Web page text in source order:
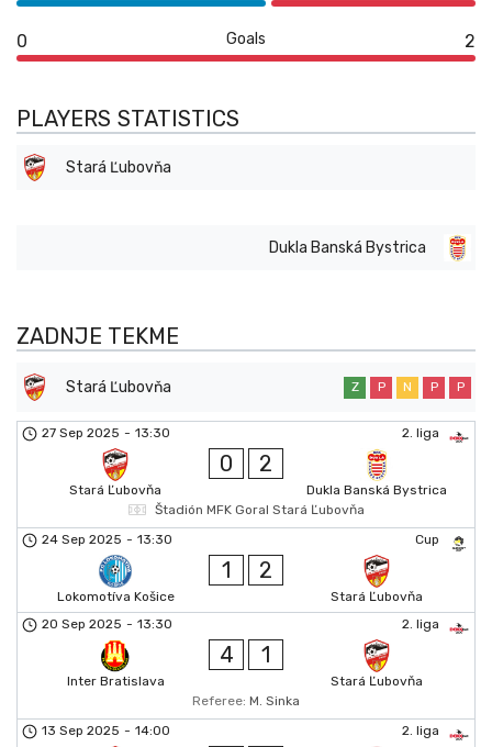
0 Goals 2
PLAYERS STATISTICS
Stará Ľubovňa
Dukla Banská Bystrica
ZADNJE TEKME
Stará Ľubovňa Z P N P P
2. liga
27 Sep 2025 - 13:30
Stará Ľubovňa
0 2
Dukla Banská Bystrica
Štadión MFK Goral Stará Ľubovňa
Cup
24 Sep 2025 - 13:30
Lokomotíva Košice
1 2
Stará Ľubovňa
2. liga
20 Sep 2025 - 13:30
Inter Bratislava
4 1
Stará Ľubovňa
Referee: M. Sinka
2. liga
13 Sep 2025 - 14:00